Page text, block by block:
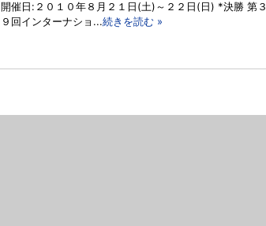
開催日:２０１０年８月２１日(土)～２２日(日) *決勝 第３
９回インターナショ...続きを読む »